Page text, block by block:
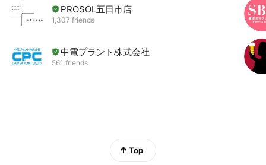
PROSOL五日市店
1,307 friends
中電プラント株式会社
561 friends
Top